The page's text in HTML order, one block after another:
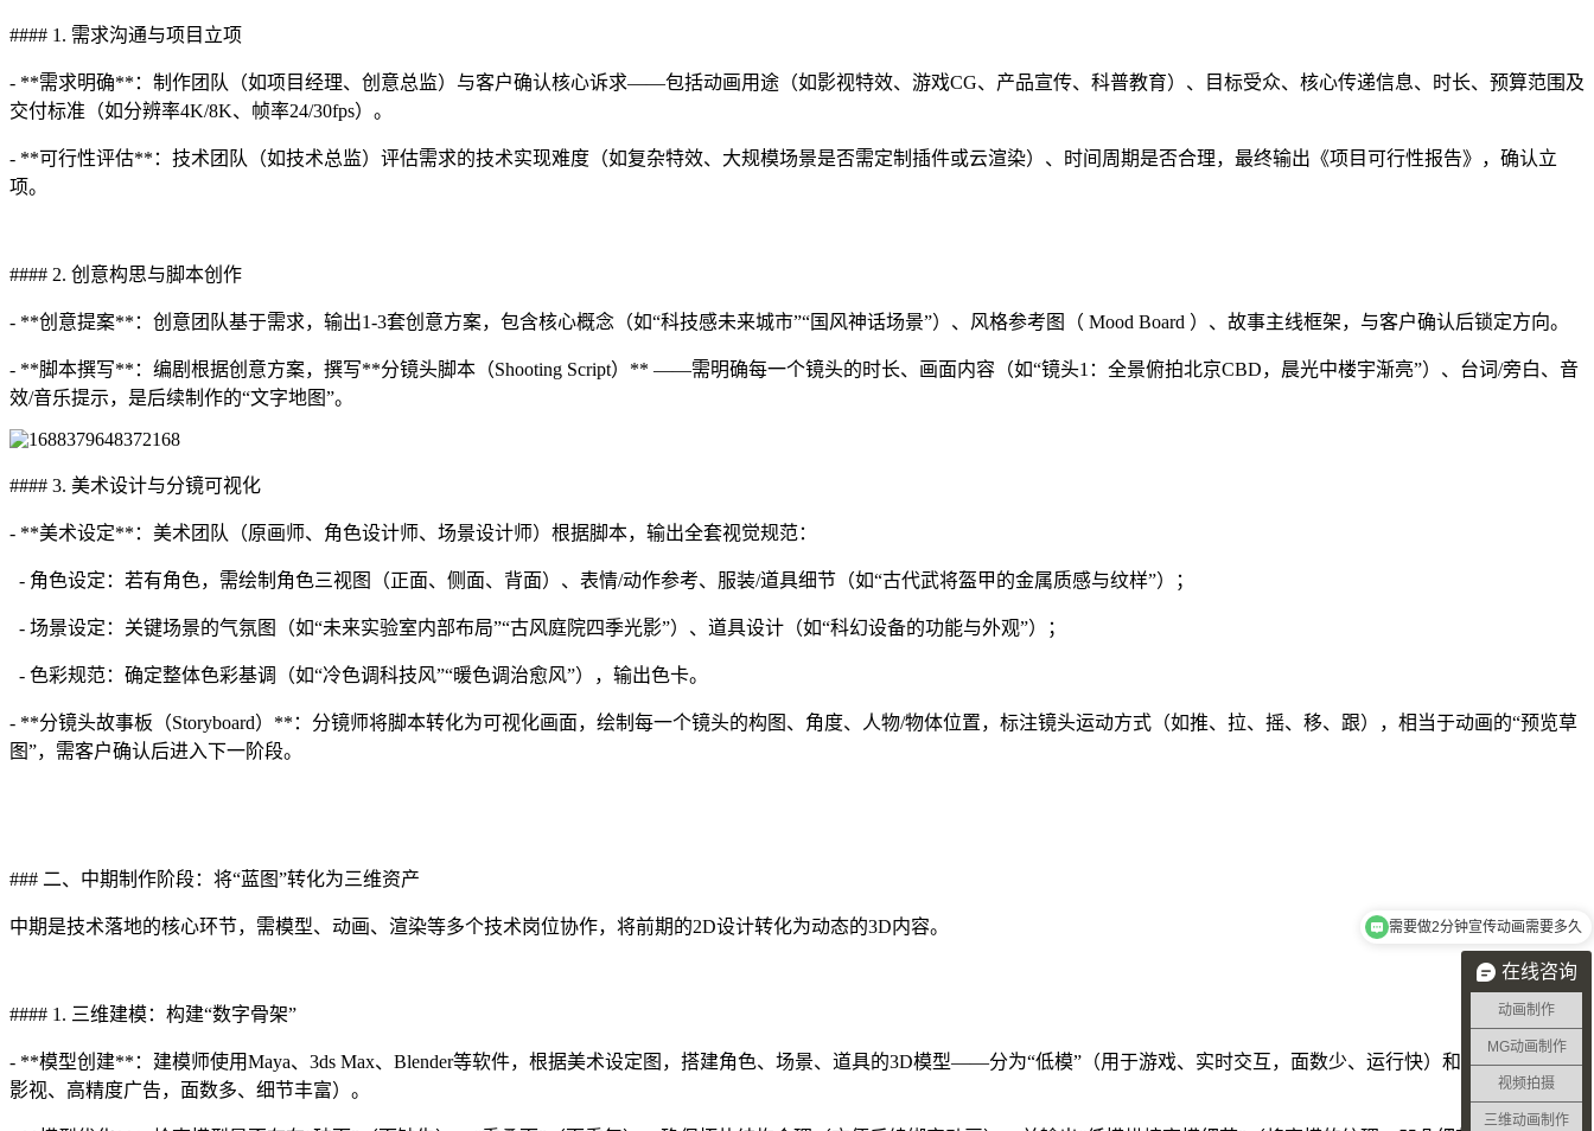
#### 1. 需求沟通与项目立项
- **需求明确**：制作团队（如项目经理、创意总监）与客户确认核心诉求——包括动画用途（如影视特效、游戏CG、产品宣传、科普教育）、目标受众、核心传递信息、时长、预算范围及
交付标准（如分辨率4K/8K、帧率24/30fps）。
- **可行性评估**：技术团队（如技术总监）评估需求的技术实现难度（如复杂特效、大规模场景是否需定制插件或云渲染）、时间周期是否合理，最终输出《项目可行性报告》，确认立
项。
#### 2. 创意构思与脚本创作
- **创意提案**：创意团队基于需求，输出1-3套创意方案，包含核心概念（如“科技感未来城市”“国风神话场景”）、风格参考图（ Mood Board ）、故事主线框架，与客户确认后锁定方向。
- **脚本撰写**：编剧根据创意方案，撰写**分镜头脚本（Shooting Script）** ——需明确每一个镜头的时长、画面内容（如“镜头1：全景俯拍北京CBD，晨光中楼宇渐亮”）、台词/旁白、音
效/音乐提示，是后续制作的“文字地图”。
#### 3. 美术设计与分镜可视化
- **美术设定**：美术团队（原画师、角色设计师、场景设计师）根据脚本，输出全套视觉规范：
- 角色设定：若有角色，需绘制角色三视图（正面、侧面、背面）、表情/动作参考、服装/道具细节（如“古代武将盔甲的金属质感与纹样”）；
- 场景设定：关键场景的气氛图（如“未来实验室内部布局”“古风庭院四季光影”）、道具设计（如“科幻设备的功能与外观”）；
- 色彩规范：确定整体色彩基调（如“冷色调科技风”“暖色调治愈风”），输出色卡。
- **分镜头故事板（Storyboard）**：分镜师将脚本转化为可视化画面，绘制每一个镜头的构图、角度、人物/物体位置，标注镜头运动方式（如推、拉、摇、移、跟），相当于动画的“预览草
图”，需客户确认后进入下一阶段。
### 二、中期制作阶段：将“蓝图”转化为三维资产
中期是技术落地的核心环节，需模型、动画、渲染等多个技术岗位协作，将前期的2D设计转化为动态的3D内容。
#### 1. 三维建模：构建“数字骨架”
- **模型创建**：建模师使用Maya、3ds Max、Blender等软件，根据美术设定图，搭建角色、场景、道具的3D模型——分为“低模”（用于游戏、实时交互，面数少、运行快）和“高模”（用于
影视、高精度广告，面数多、细节丰富）。
在线咨询
动画制作
MG动画制作
视频拍摄
三维动画制作
需要做三维动画